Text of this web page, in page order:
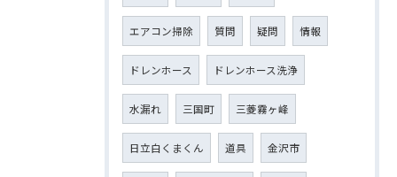
エアコン掃除 質問 疑問 情報
ドレンホース ドレンホース洗浄
水漏れ 三国町 三菱霧ヶ峰
日立白くまくん 道具 金沢市